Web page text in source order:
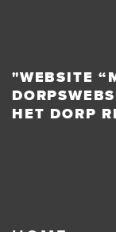
"WEBSITE
HET DORP